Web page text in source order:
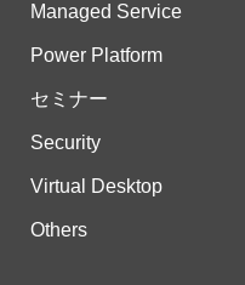
Managed Service
Power Platform
セミナー
Security
Virtual Desktop
Others